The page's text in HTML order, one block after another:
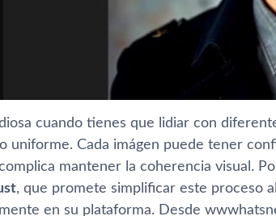
cuando tienes que lidiar con
uniforme. Cada imágen puede tener
mantener la coherencia visual.
, que promete simplificar este proceso
en su plataforma. Desde